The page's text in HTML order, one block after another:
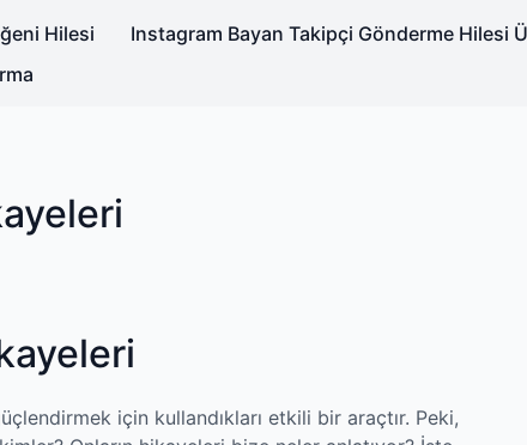
Hilesi Instagram Bayan Takipçi Gönderme Hilesi
için kullandıkları etkili bir araçtır. Peki,